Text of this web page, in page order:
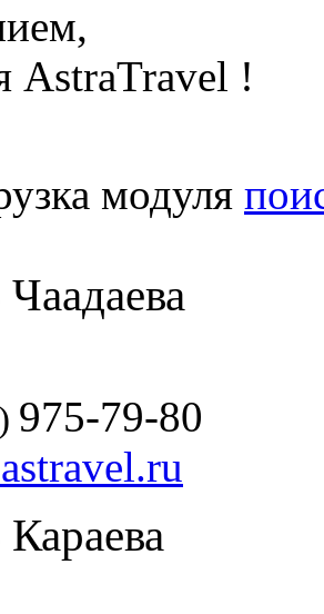
AstraTravel !
модуля
Чаадаева
975-79-80
Караева